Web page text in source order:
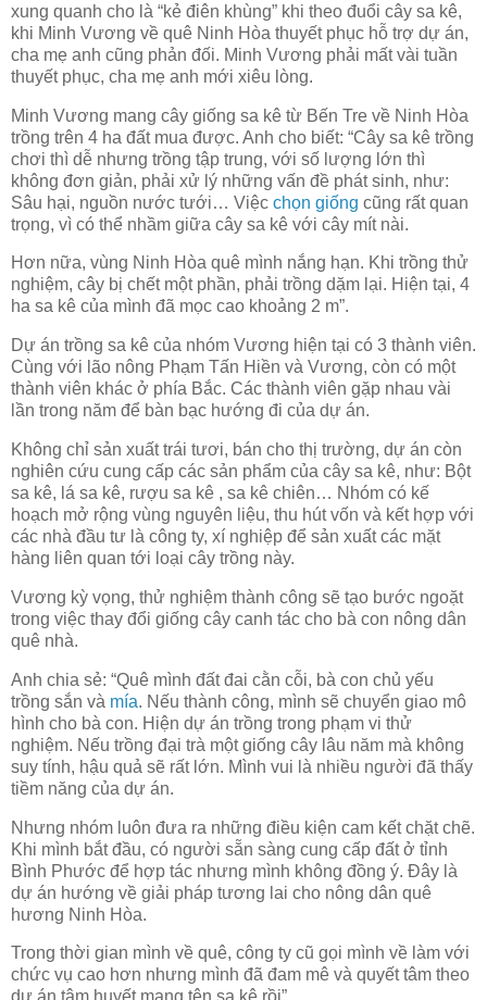
xung quanh cho là “kẻ điên khùng” khi theo đuổi cây sa kê,
khi Minh Vương về quê Ninh Hòa thuyết phục hỗ trợ dự án,
cha mẹ anh cũng phản đối. Minh Vương phải mất vài tuần
thuyết phục, cha mẹ anh mới xiêu lòng.
Minh Vương mang cây giống sa kê từ Bến Tre về Ninh Hòa
trồng trên 4 ha đất mua được. Anh cho biết: “Cây sa kê trồng
chơi thì dễ nhưng trồng tập trung, với số lượng lớn thì
không đơn giản, phải xử lý những vấn đề phát sinh, như:
Sâu hại, nguồn nước tưới… Việc chọn giống cũng rất quan
trọng, vì có thể nhầm giữa cây sa kê với cây mít nài.
Hơn nữa, vùng Ninh Hòa quê mình nắng hạn. Khi trồng thử
nghiệm, cây bị chết một phần, phải trồng dặm lại. Hiện tại, 4
ha sa kê của mình đã mọc cao khoảng 2 m”.
Dự án trồng sa kê của nhóm Vương hiện tại có 3 thành viên.
Cùng với lão nông Phạm Tấn Hiền và Vương, còn có một
thành viên khác ở phía Bắc. Các thành viên gặp nhau vài
lần trong năm để bàn bạc hướng đi của dự án.
Không chỉ sản xuất trái tươi, bán cho thị trường, dự án còn
nghiên cứu cung cấp các sản phẩm của cây sa kê, như: Bột
sa kê, lá sa kê, rượu sa kê , sa kê chiên… Nhóm có kế
hoạch mở rộng vùng nguyên liệu, thu hút vốn và kết hợp với
các nhà đầu tư là công ty, xí nghiệp để sản xuất các mặt
hàng liên quan tới loại cây trồng này.
Vương kỳ vọng, thử nghiệm thành công sẽ tạo bước ngoặt
trong việc thay đổi giống cây canh tác cho bà con nông dân
quê nhà.
Anh chia sẻ: “Quê mình đất đai cằn cỗi, bà con chủ yếu
trồng sắn và mía. Nếu thành công, mình sẽ chuyển giao mô
hình cho bà con. Hiện dự án trồng trong phạm vi thử
nghiệm. Nếu trồng đại trà một giống cây lâu năm mà không
suy tính, hậu quả sẽ rất lớn. Mình vui là nhiều người đã thấy
tiềm năng của dự án.
N hưng nhóm luôn đưa ra những điều kiện cam kết chặt chẽ.
Khi mình bắt đầu, có người sẵn sàng cung cấp đất ở tỉnh
Bình Phước để hợp tác nhưng mình không đồng ý. Đây là
dự án hướng về giải pháp tương lai cho nông dân quê
hương Ninh Hòa.
Trong thời gian mình về quê, công ty cũ gọi mình về làm với
chức vụ cao hơn nhưng mình đã đam mê và quyết tâm theo